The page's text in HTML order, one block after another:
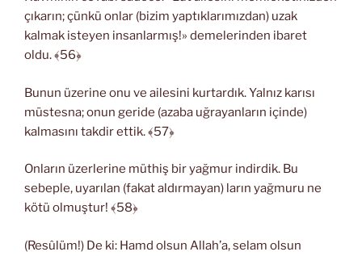
çıkarın; çünkü onlar (bizim yaptıklarımızdan) uzak
kalmak isteyen insanlarmış!» demelerinden ibaret
oldu. ﴾56﴿
Bunun üzerine onu ve ailesini kurtardık. Yalnız karısı
müstesna; onun geride (azaba uğrayanların içinde)
kalmasını takdir ettik. ﴾57﴿
Onların üzerlerine müthiş bir yağmur indirdik. Bu
sebeple, uyarılan (fakat aldırmayan) ların yağmuru ne
kötü olmuştur! ﴾58﴿
(Resûlüm!) De ki: Hamd olsun Allah’a, selam olsun